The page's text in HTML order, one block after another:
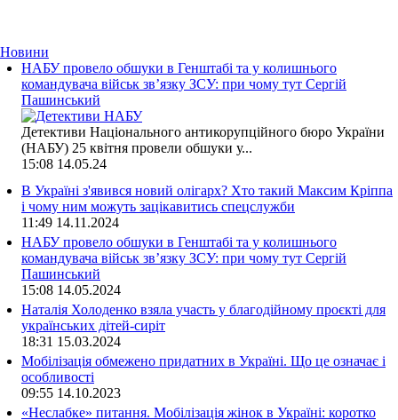
Новини
НАБУ провело обшуки в Генштабі та у колишнього
командувача військ зв’язку ЗСУ: при чому тут Сергій
Пашинський
Детективи Національного антикорупційного бюро України
(НАБУ) 25 квітня провели обшуки у...
15:08 14.05.24
В Україні з'явився новий олігарх? Хто такий Максим Кріппа
і чому ним можуть зацікавитись спецслужби
11:49 14.11.2024
НАБУ провело обшуки в Генштабі та у колишнього
командувача військ зв’язку ЗСУ: при чому тут Сергій
Пашинський
15:08 14.05.2024
Наталія Холоденко взяла участь у благодійному проєкті для
українських дітей-сиріт
18:31 15.03.2024
Мобілізація обмежено придатних в Україні. Що це означає і
особливості
09:55 14.10.2023
«Неслабке» питання. Мобілізація жінок в Україні: коротко